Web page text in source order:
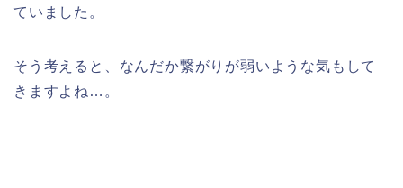
ていました。
そう考えると、なんだか繋がりが弱いような気もして
きますよね…。